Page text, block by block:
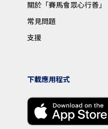
關於「賽馬會眾心行善」
常見問題
支援
下載應用程式